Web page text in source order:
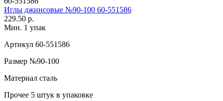
Иглы джинсовые №90-100 60-551586
229.50 р.
Мин. 1 упак
Артикул 60-551586
Размер №90-100
Материал сталь
Прочее 5 штук в упаковке